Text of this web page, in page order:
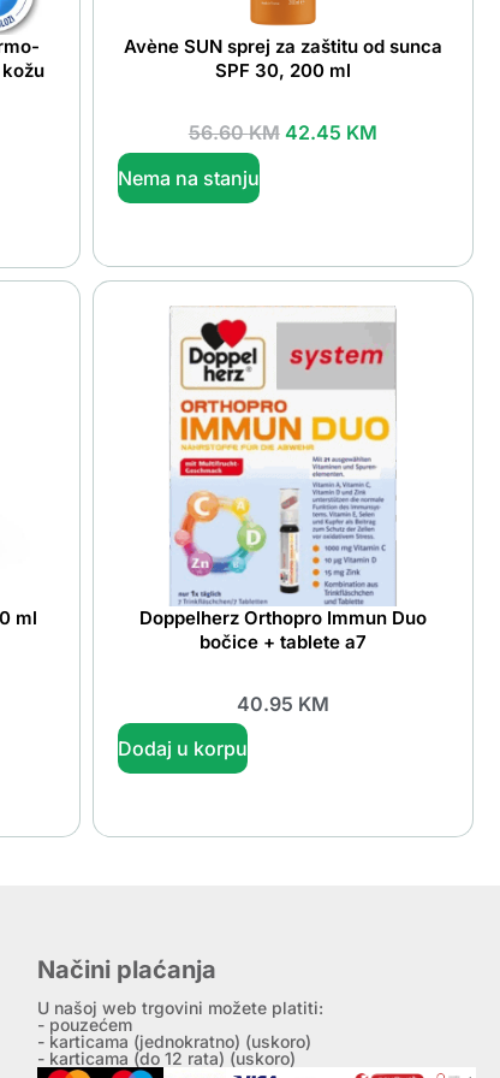
Avène SUN sprej za zaštitu od sunca
SPF 30, 200 ml
56.60KM 42.45 KM
Nema na stanju
ml
Doppelherz Orthopro Immun Duo
bočice + tablete a7
40.95 KM
Dodaj u korpu
Načini plaćanja
U našoj web trgovini možete platiti:
- pouzećem
- karticama (jednokratno) (uskoro)
- karticama (do 12 rata) (uskoro)